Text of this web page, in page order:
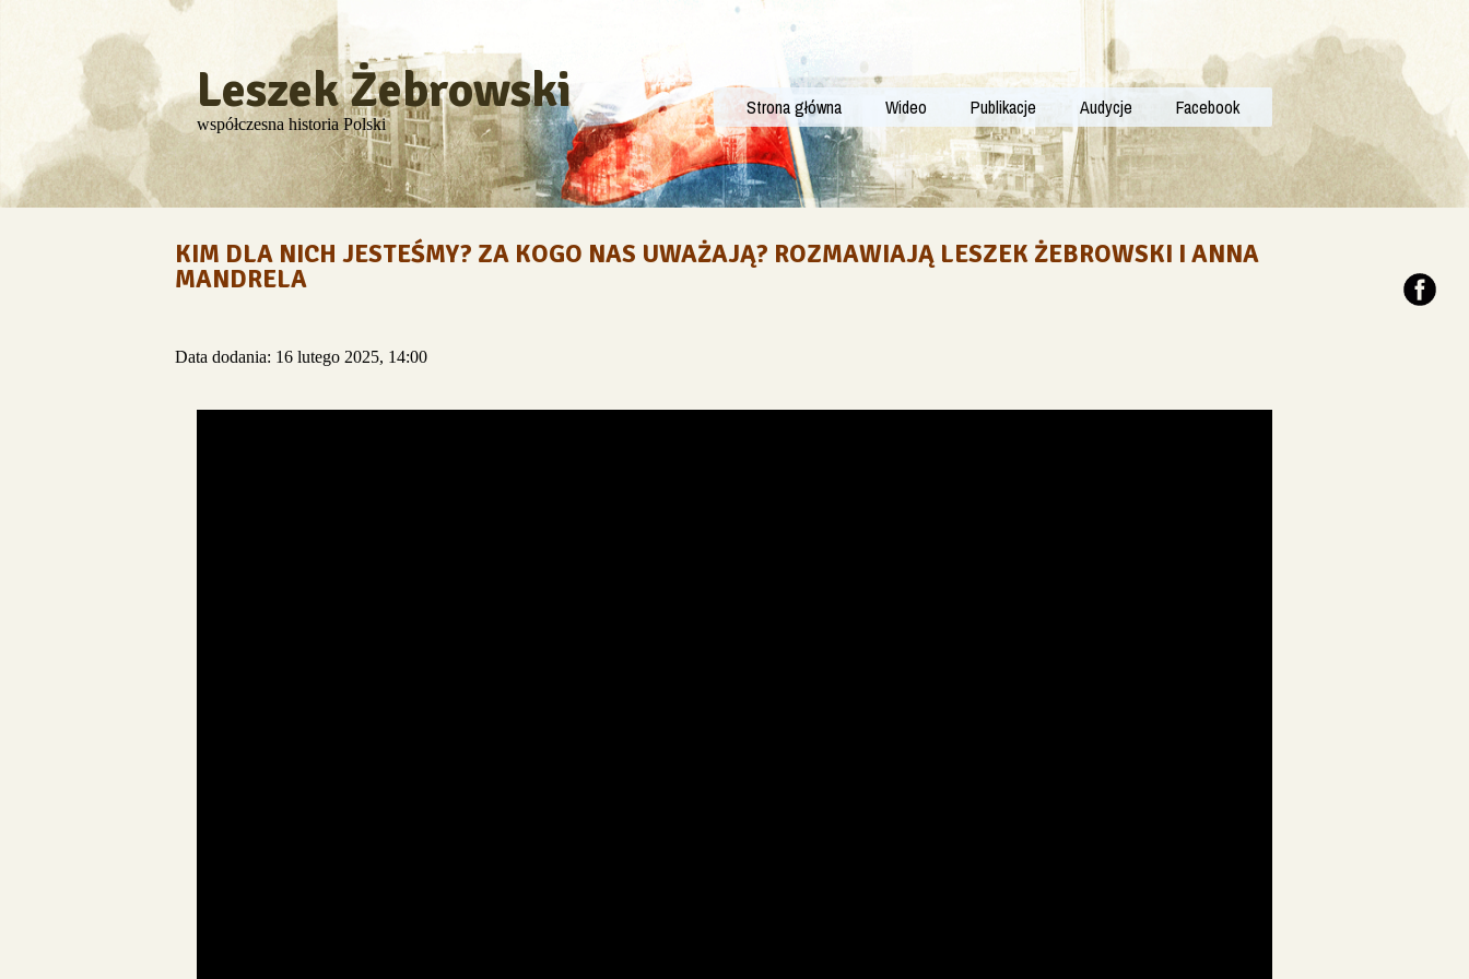
Leszek Żebrowski
współczesna historia Polski
Strona główna Wideo Publikacje Audycje Facebook
KIM DLA NICH JESTEŚMY? ZA KOGO NAS UWAŻAJĄ? ROZMAWIAJĄ LESZEK ŻEBROWSKI I ANNA
MANDRELA
Data dodania: 16 lutego 2025, 14:00